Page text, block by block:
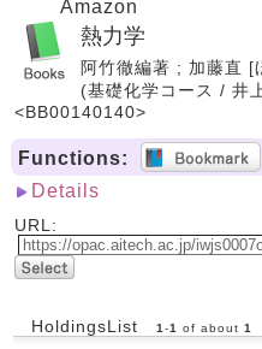
Amazon
熱力学
阿竹徹編著 ; 加藤直
(基礎化学コース / 井
<BB00140140>
Functions:
Details
URL:
HoldingsList 1 -1 of about 1